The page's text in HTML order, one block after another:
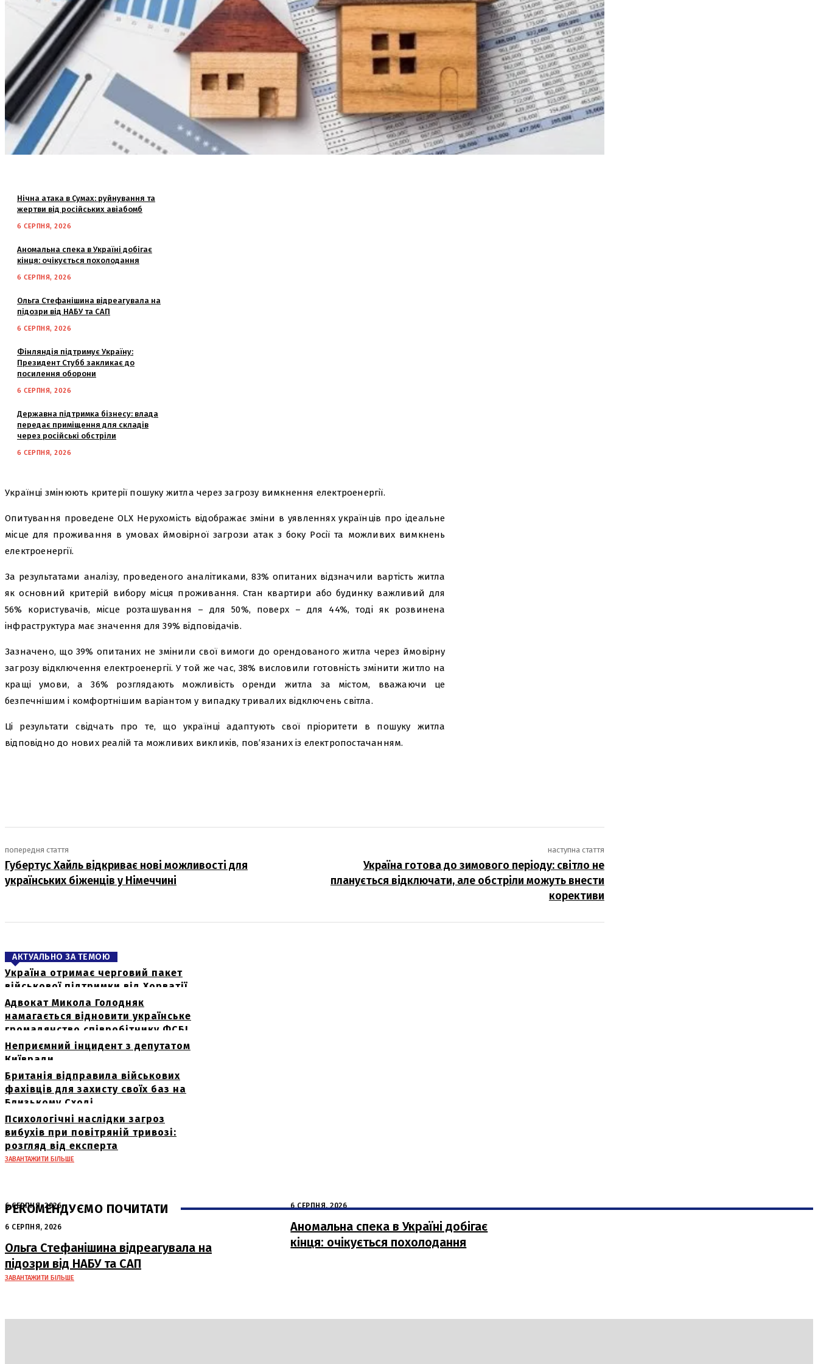
Нічна атака в Сумах: руйнування та
жертви від російських авіабомб
6 СЕРПНЯ, 2026
Аномальна спека в Україні добігає
кінця: очікується похолодання
6 СЕРПНЯ, 2026
Ольга Стефанішина відреагувала на
підозри від НАБУ та САП
6 СЕРПНЯ, 2026
Фінляндія підтримує Україну:
Президент Стубб закликає до
посилення оборони
6 СЕРПНЯ, 2026
Державна підтримка бізнесу: влада
передає приміщення для складів
через російські обстріли
6 СЕРПНЯ, 2026
Українці змінюють критерії пошуку житла через загрозу вимкнення електроенергії.
Опитування проведене OLX Нерухомість відображає зміни в уявленнях українців про ідеальне
місце для проживання в умовах ймовірної загрози атак з боку Росії та можливих вимкнень
електроенергії.
За результатами аналізу, проведеного аналітиками, 83% опитаних відзначили вартість житла
як основний критерій вибору місця проживання. Стан квартири або будинку важливий для
56% користувачів, місце розташування – для 50%, поверх – для 44%, тоді як розвинена
інфраструктура має значення для 39% відповідачів.
Зазначено, що 39% опитаних не змінили свої вимоги до орендованого житла через ймовірну
загрозу відключення електроенергії. У той же час, 38% висловили готовність змінити житло на
кращі умови, а 36% розглядають можливість оренди житла за містом, вважаючи це
безпечнішим і комфортнішим варіантом у випадку тривалих відключень світла.
Ці результати свідчать про те, що українці адаптують свої пріоритети в пошуку житла
відповідно до нових реалій та можливих викликів, пов’язаних із електропостачанням.
попередня стаття
Губертус Хайль відкриває нові можливості для
українських біженців у Німеччині
наступна стаття
Україна готова до зимового періоду: світло не
планується відключати, але обстріли можуть внести
корективи
АКТУАЛЬНО ЗА ТЕМОЮ
Україна отримає черговий пакет
військової підтримки від Хорватії
Адвокат Микола Голодняк
намагається відновити українське
громадянство співробітнику ФСБ!
Неприємний інцидент з депутатом
Київради
Британія відправила військових
фахівців для захисту своїх баз на
Близькому Сході
Психологічні наслідки загроз
вибухів при повітряній тривозі:
розгляд від експерта
ЗАВАНТАЖИТИ БІЛЬШЕ
РЕКОМЕНДУЄМО ПОЧИТАТИ
6 СЕРПНЯ, 2026
Нічна атака в Сумах: руйнування та
жертви від російських авіабомб
6 СЕРПНЯ, 2026
Аномальна спека в Україні добігає
кінця: очікується похолодання
6 СЕРПНЯ, 2026
Ольга Стефанішина відреагувала на
підозри від НАБУ та САП
ЗАВАНТАЖИТИ БІЛЬШЕ